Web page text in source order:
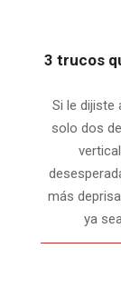
3 trucos
Si le dijiste
solo dos
más
ya